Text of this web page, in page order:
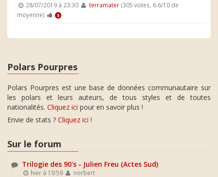
28/07/2019 à 23:30 terramater(305 votes, 6.6/10 de
moyenne)
5
Polars Pourpres
Polars Pourpres est une base de données communautaire sur
les polars et leurs auteurs, de tous styles et de toutes
nationalités. Cliquez ici pour en savoir plus !
Envie de stats ? Cliquez ici !
Sur le forum
Trilogie des 90's - Julien Freu (Actes Sud)
hier à 19:59 norbert